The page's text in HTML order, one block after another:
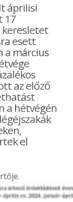
áprilisi
17
keresletet
esett
a március
az előző
a hétvégén
el